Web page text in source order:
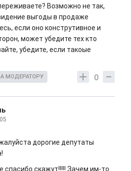
Возможно не так,
выгоды в продаже
если оно конструтивное и
может убедите тех кто
убедите, если такоые
0
МОДЕРАТОРУ
дорогие депутаты
спасибо скажут!!!!! Зачем им-то